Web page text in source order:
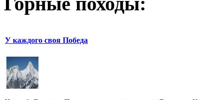
У каждого своя Победа